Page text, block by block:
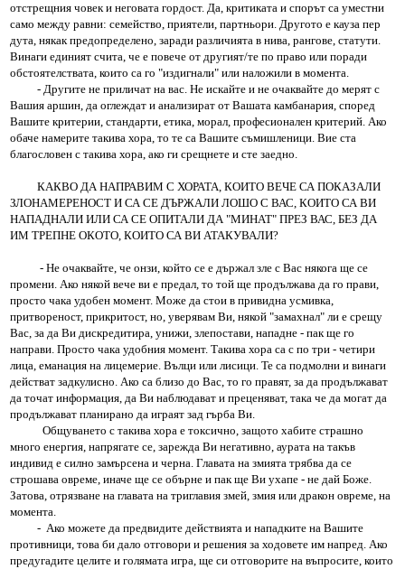
отстрещния човек и неговата гордост. Да, критиката и спорът са уместни
само между равни: семейство, приятели, партньори. Другото е кауза пер
дута, някак предопределено, заради различията в нива, рангове, статути.
Винаги единият счита, че е повече от другият/те по право или поради
обстоятелствата, които са го "издигнали" или наложили в момента.
- Другите не приличат на вас. Не искайте и не очаквайте до мерят с
Вашия аршин, да оглеждат и анализират от Вашата камбанария, според
Вашите критерии, стандарти, етика, морал, професионален критерий. Ако
обаче намерите такива хора, то те са Вашите съмишленици. Вие ста
благословен с такива хора, ако ги срещнете и сте заедно.
КАКВО ДА НАПРАВИМ С ХОРАТА, КОИТО ВЕЧЕ СА ПОКАЗАЛИ
ЗЛОНАМЕРЕНОСТ И СА СЕ ДЪРЖАЛИ ЛОШО С ВАС, КОИТО СА ВИ
НАПАДНАЛИ ИЛИ СА СЕ ОПИТАЛИ ДА "МИНАТ" ПРЕЗ ВАС, БЕЗ ДА
ИМ ТРЕПНЕ ОКОТО, КОИТО СА ВИ АТАКУВАЛИ?
- Не очаквайте, че онзи, който се е държал зле с Вас някога ще се
промени. Ако някой вече ви е предал, то той ще продължава да го прави,
просто чака удобен момент. Може да стои в привидна усмивка,
притвореност, прикритост, но, уверявам Ви, някой "замахнал" ли е срещу
Вас, за да Ви дискредитира, унижи, злепостави, нападне - пак ще го
направи. Просто чака удобния момент. Такива хора са с по три - четири
лица, еманация на лицемерие. Вълци или лисици. Те са подмолни и винаги
действат задкулисно. Ако са близо до Вас, то го правят, за да продължават
да точат информация, да Ви наблюдават и преценяват, така че да могат да
продължават планирано да играят зад гърба Ви.
Общуването с такива хора е токсично, защото хабите страшно
много енергия, напрягате се, зарежда Ви негативно, аурата на такъв
индивид е силно замърсена и черна. Главата на змията трябва да се
строшава овреме, иначе ще се обърне и пак ще Ви ухапе - не дай Боже.
Затова, отрязване на главата на триглавия змей, змия или дракон овреме, на
момента.
- Ако можете да предвидите действията и нападките на Вашите
противници, това би дало отговори и решения за ходовете им напред. Ако
предугадите целите и голямата игра, ще си отговорите на въпросите, които